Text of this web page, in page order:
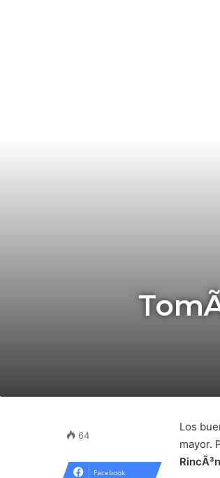
Los
mayor.
RincÃ³n
64
Facebook